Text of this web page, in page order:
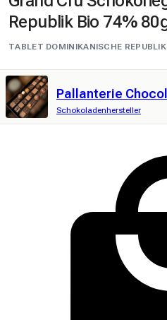
Republik Bio 74%
TABLET DOMINIKANISCHE
Pallanterie
Schokoladenhersteller